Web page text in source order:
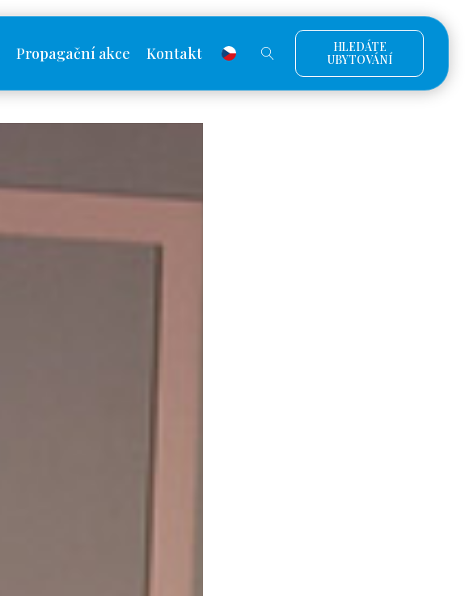
Propagační akce Kontakt
HLEDÁTE
UBYTOVÁNÍ